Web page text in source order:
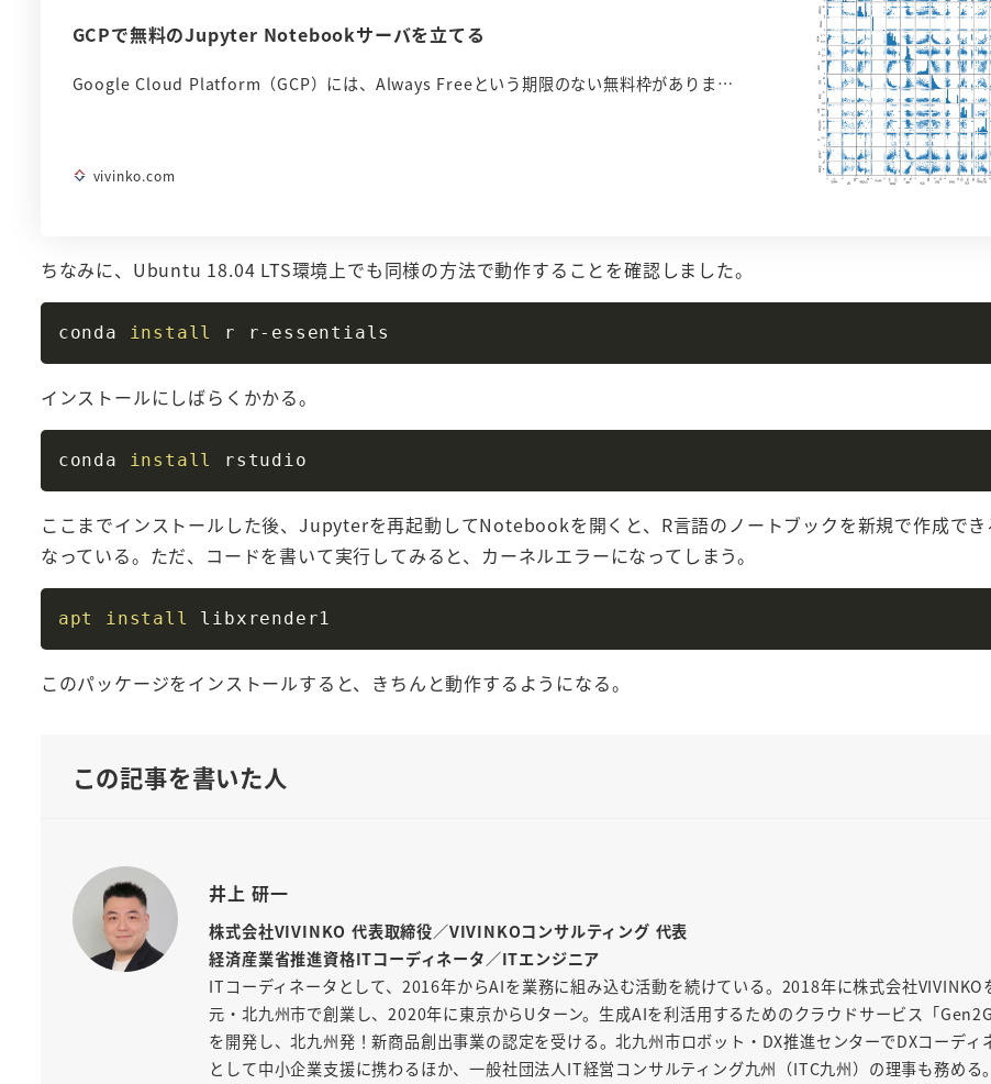
GCPで無料のJupyter Notebookサーバを立てる
Google Cloud Platform（GCP）には、Always Freeという期限のない無料枠がありま…
vivinko.com
ちなみに、Ubuntu 18.04 LTS環境上でも同様の方法で動作することを確認しました。
conda install
インストールにしばらくかかる。
conda install
ここまでインストールした後、Jupyterを再起動してNotebookを開くと、R言語のノートブックを新規で作成でき
なっている。ただ、コードを書いて実行してみると、カーネルエラーになってしまう。
apt install
このパッケージをインストールすると、きちんと動作するようになる。
この記事を書いた人
井上 研一
株式会社VIVINKO 代表取締役／VIVINKOコンサルティング 代表
経済産業省推進資格ITコーディネータ／ITエンジニア
ITコーディネータとして、2016年からAIを業務に組み込む活動を続けている。2018年に株式会社VIVINKO
元・北九州市で創業し、2020年に東京からUターン。生成AIを利活用するためのクラウドサービス「
を開発し、北九州発！新商品創出事業の認定を受ける。北九州市ロボット・DX推進センターでDXコーディ
として中小企業支援に携わるほか、一般社団法人IT経営コンサルティング九州（ITC九州）の理事も務める